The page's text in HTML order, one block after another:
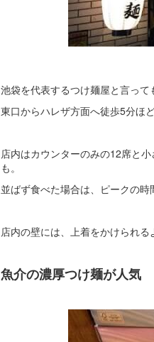
池袋を代表するつけ麺屋と言って
東口からハレザ方面へ徒歩5分ほ
店内はカウンターのみの12席と
も。
並ばず食べた場合は、ピークの時
店内の壁には、上着をかけられる
魚介の濃厚つけ麺が人気